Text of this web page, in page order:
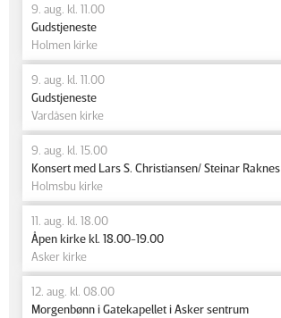
9. aug. kl. 11.00
Gudstjeneste
Holmen kirke
9. aug. kl. 11.00
Gudstjeneste
Vardåsen kirke
9. aug. kl. 15.00
Konsert med Lars S. Christiansen/ Steinar Raknes
Holmsbu kirke
11. aug. kl. 18.00
Åpen kirke kl. 18.00-19.00
Asker kirke
12. aug. kl. 08.00
Morgenbønn i Gatekapellet i Asker sentrum